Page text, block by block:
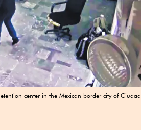
center in the Mexican border city of Ciudad